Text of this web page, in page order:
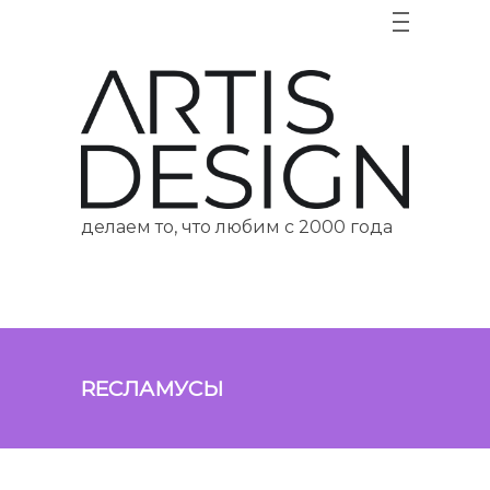
делаем то, что любим с 2000 года
RECЛАМУСЫ